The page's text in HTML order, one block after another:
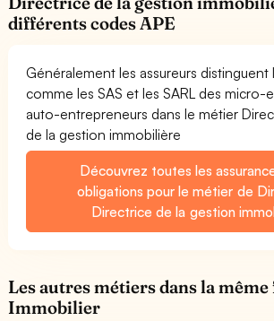
différents codes APE
Généralement les assureurs distinguent
comme les SAS et les SARL des micro-
auto-entrepreneurs dans le métier
de la gestion immobilière
Découvrez toutes les
obligations pour le métier de
Directrice de la gestion
Les autres métiers dans la
Immobilier